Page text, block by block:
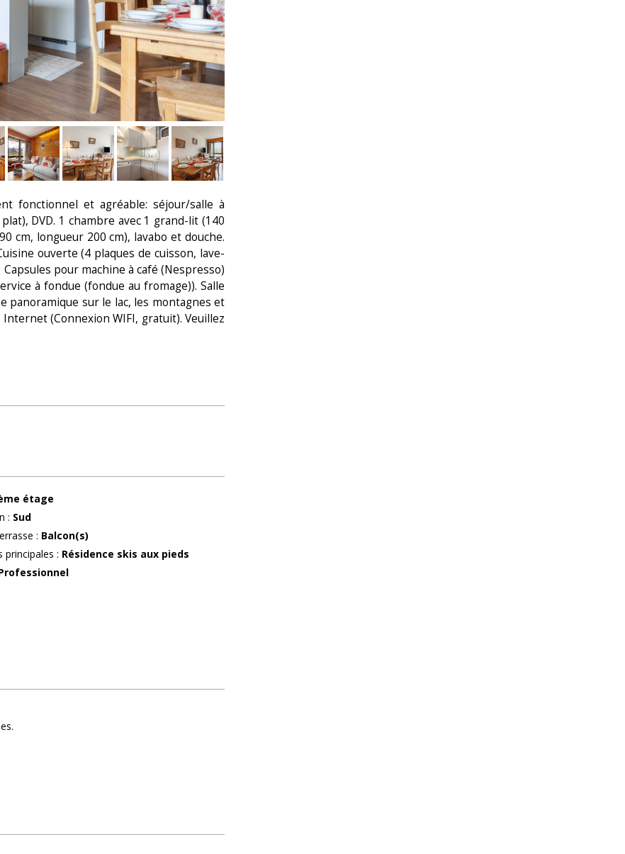
fonctionnel et agréable: séjour/salle à
DVD. 1 chambre avec 1 grand-lit (140
cm, longueur 200 cm), lavabo et douche.
ouverte (4 plaques de cuisson, lave-
pour machine à café (Nespresso)
à fondue (fondue au fromage)). Salle
panoramique sur le lac, les montagnes et
(Connexion WIFI, gratuit). Veuillez
étage
: Sud
: Balcon(s)
principales : Résidence skis aux pieds